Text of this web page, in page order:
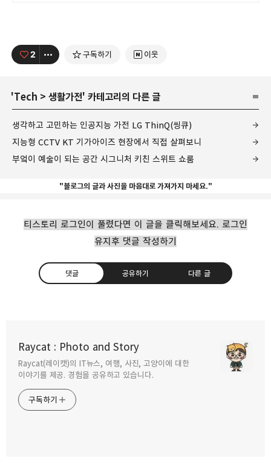
2 구독하기 이웃
'Tech > 생활가전' 카테고리의 다른 글
생각하고 고민하는 인공지능 가전 LG ThinQ(씽큐)
지능형 CCTV KT 기가아이즈 현장에서 직접 살펴보니
부엌이 예술이 되는 공간 시그니처 키친 스위트 쇼룸
"블로그의 글과 사진을 마음대로 가져가지 마세요."
티스토리 로그인이 풀렸다면 이 글을 클릭해보세요. 로그인
유지후 댓글 작성하기
댓글 공유하기 다른 글
Raycat : Photo and Story
Raycat(레이캣)의 IT뉴스, 여행, 사진, 고양이에 대한
이야기를 제공. 경험을 공유하고 있습니다.
구독하기
구독하기 카카오톡
2018.01.15
생각하고 고민하는 인공지능 가전 LG
ThinQ(씽큐)